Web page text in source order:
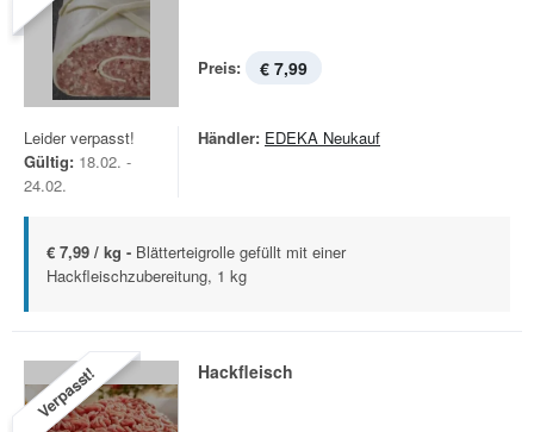
Preis: € 7,99
Leider verpasst!
Gültig: 18.02. -
24.02.
Händler: EDEKA Neukauf
€ 7,99 / kg - Blätterteigrolle gefüllt mit einer
Hackfleischzubereitung, 1 kg
Verpasst! Hackfleisch